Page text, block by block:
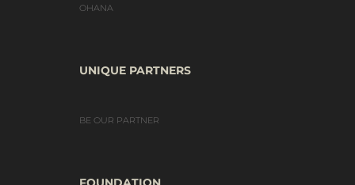
OHANA
UNIQUE PARTNERS
BE OUR PARTNER